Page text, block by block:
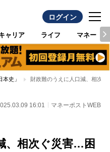
ログイン
ャリア ライフ マネー
史」 財政難のうえに人口減、相次
16:01 マネーポストWEB
、相次ぐ災害…困